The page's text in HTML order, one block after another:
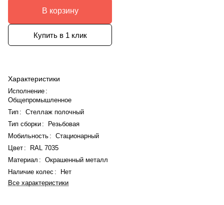
В корзину
Купить в 1 клик
Характеристики
Исполнение :
Общепромышленное
Тип : Стеллаж полочный
Тип сборки:
Резьбовая
Мобильность : Стационарный
Цвет :
RAL 7035
Материал : Окрашенный металл
Наличие колес :
Нет
Все характеристики